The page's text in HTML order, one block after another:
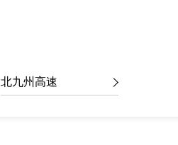
北九州高速